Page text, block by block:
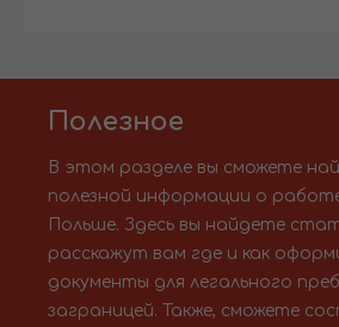
Полезное
В этом разделе вы сможете
полезной информации о
Польше. Здесь вы найдете
расскажут вам где и как
документы для легального
заграницей. Также, сможете